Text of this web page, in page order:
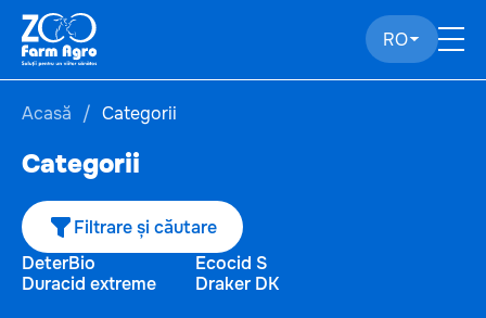
RO
Acasă Categorii
Categorii
Filtrare și căutare
DeterBio
Ecocid S
Duracid extreme
Draker DK